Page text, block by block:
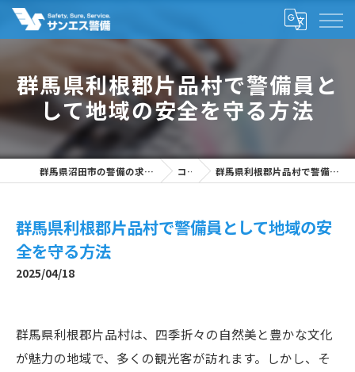
群馬県利根郡片品村で警備員と
して地域の安全を守る方法
群馬県沼田市の警備の求人なら株式会社サンエス警備 コラム 群馬県利根郡片品村で警備員として地域の安全を守る方法
群馬県利根郡片品村で警備員として地域の安
全を守る方法
2025/04/18
群馬県利根郡片品村は、四季折々の自然美と豊かな文化
が魅力の地域で、多くの観光客が訪れます。しかし、そ